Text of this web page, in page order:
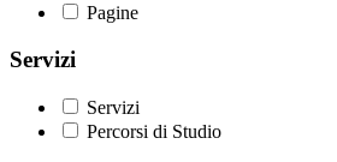
Pagine
Servizi
Servizi
Percorsi di Studio